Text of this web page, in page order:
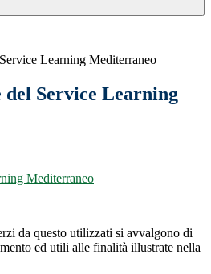
Learning Mediterraneo
Service Learning
Mediterraneo
da questo utilizzati si avvalgono di
ed utili alle finalità illustrate nella